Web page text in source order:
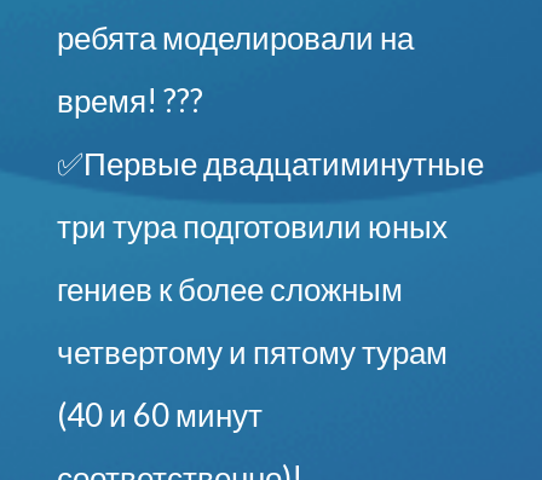
ребята моделировали на
время! ???
✅Первые двадцатиминутные
три тура подготовили юных
гениев к более сложным
четвертому и пятому турам
(40 и 60 минут